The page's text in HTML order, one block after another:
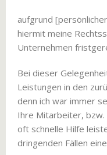
aufgrund
hiermit meine
Unternehmen
Bei dieser
Leistungen in den
denn ich war immer
Ihre Mitarbeiter,
oft schnelle Hilfe
dringenden Fällen